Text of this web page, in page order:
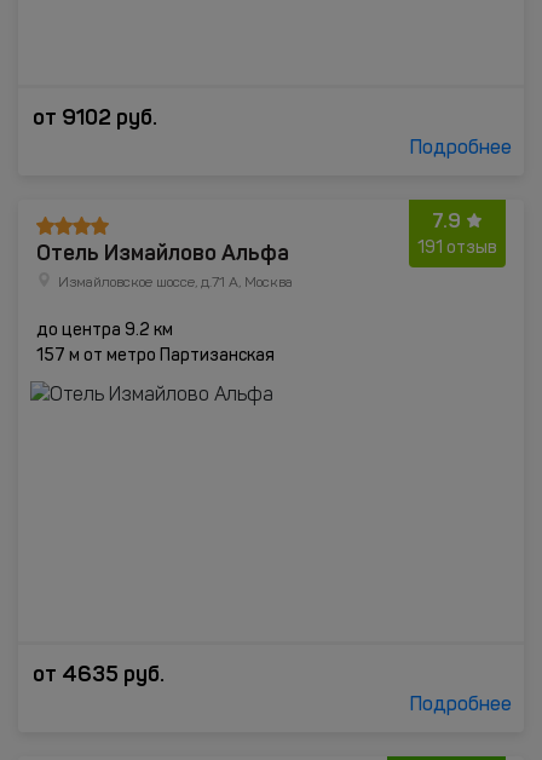
от 9102 руб.
Подробнее
7.9
191 отзыв
Отель Измайлово Альфа
Измайловское шоссе, д.71 А, Москва
до центра 9.2 км
157 м от метро Партизанская
от 4635 руб.
Подробнее